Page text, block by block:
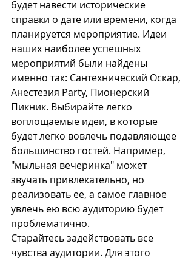
будет навести исторические
справки о дате или времени, когда
планируется мероприятие. Идеи
наших наиболее успешных
мероприятий были найдены
именно так: Сантехнический Оскар,
Анестезия Party, Пионерский
Пикник. Выбирайте легко
воплощаемые идеи, в которые
будет легко вовлечь подавляющее
большинство гостей. Например,
"мыльная вечеринка" может
звучать привлекательно, но
реализовать ее, а самое главное
увлечь ею всю аудиторию будет
проблематично.
Старайтесь задействовать все
чувства аудитории. Для этого